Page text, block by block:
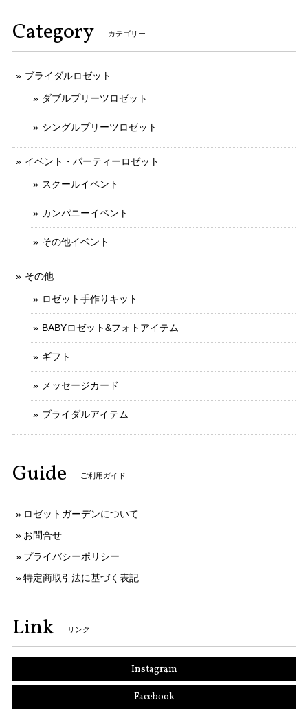
Category カテゴリー
ブライダルロゼット
ダブルプリーツロゼット
シングルプリーツロゼット
イベント・パーティーロゼット
スクールイベント
カンパニーイベント
その他イベント
その他
ロゼット手作りキット
BABYロゼット&フォトアイテム
ギフト
メッセージカード
ブライダルアイテム
Guide ご利用ガイド
ロゼットガーデンについて
お問合せ
プライバシーポリシー
特定商取引法に基づく表記
Link リンク
Instagram
Facebook